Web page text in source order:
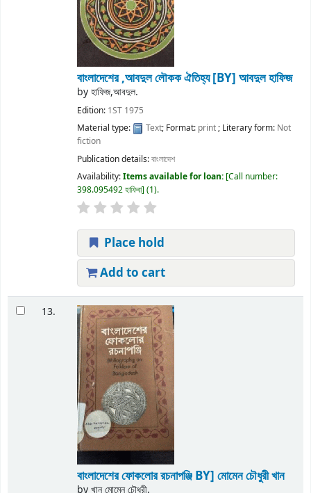
বাংলাদেশের ,আবদুল লৌকক ঐতিহ্য[BY] আবদুল হাফিজ
byহাফিজ,আবদুল.
Edition: 1ST 1975
Material type:
Text; Format: print; Literary form: Not
fiction
Publication details:বাংলাদেশ
Availability:Items available for loan: Call number:
398.095492 হাফিবা (1).
Place hold
Add to cart
13.
বাংলাদেশের ফোকলোর রচনাপঞ্জি BY] মোমেন চৌধুরী খান
byখান মোমেন চৌধুরী.